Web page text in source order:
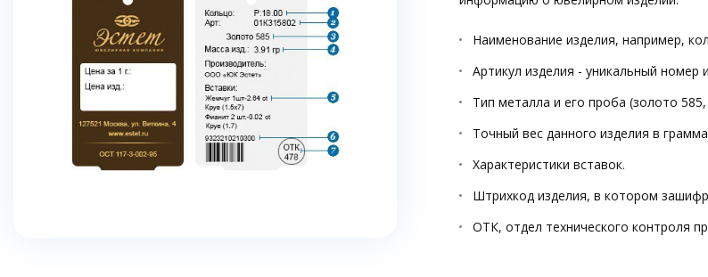
Наименование изделия, например,
Артикул изделия - уникальный
Тип металла и его проба (золото
Точный вес данного изделия в
Характеристики вставок.
Штрихкод изделия, в котором
ОТК, отдел технического контроля